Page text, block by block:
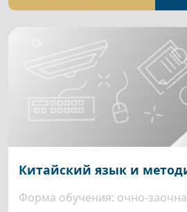
Китайский язык и
Форма обучения: очно-